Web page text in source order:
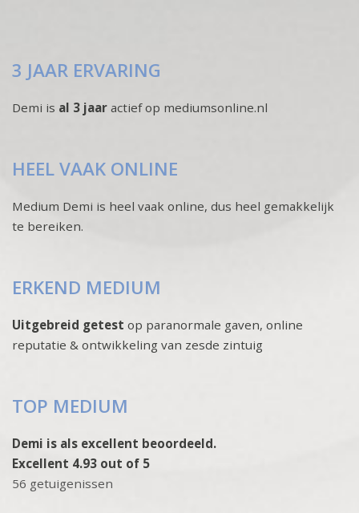
3 JAAR ERVARING
Demi is al 3 jaar actief op mediumsonline.nl
HEEL VAAK ONLINE
Medium Demi is heel vaak online, dus heel gemakkelijk
te bereiken.
ERKEND MEDIUM
Uitgebreid getest op paranormale gaven, online
reputatie & ontwikkeling van zesde zintuig
TOP MEDIUM
Demi is als excellent beoordeeld.
Excellent 4.93 out of 5
56 getuigenissen